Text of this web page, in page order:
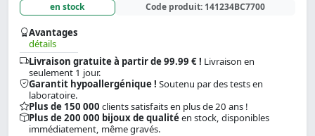
en stock Code produit: 141234BC7700
Avantages
détails
Livraison gratuite à partir de 99.99 € ! Livraison en
seulement 1 jour.
Garantit hypoallergénique ! Soutenu par des tests en
laboratoire.
Plus de 150 000 clients satisfaits en plus de 20 ans !
Plus de 200 000 bijoux de qualitéen stock, disponibles
immédiatement, même gravés.